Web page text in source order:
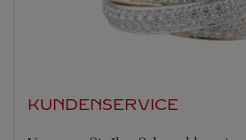
KUNDENSERVICE